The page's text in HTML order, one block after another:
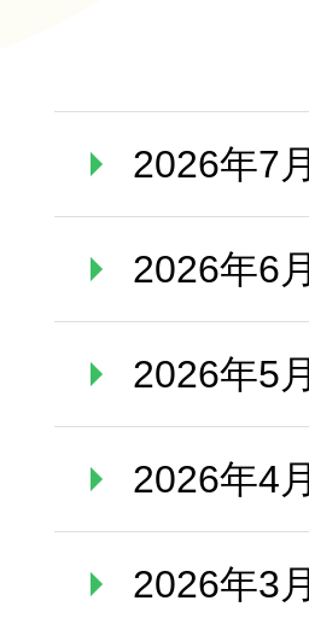
2026年7月
2026年6月
2026年5月
2026年4月
2026年3月